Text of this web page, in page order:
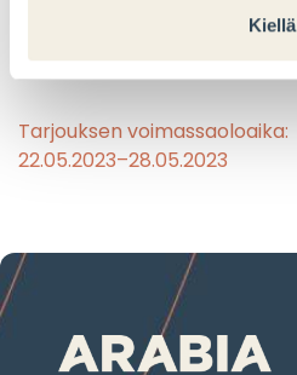
Kiellä
13,90 €
Tarjouksen voimassaoloaika:
22.05.2023–28.05.2023